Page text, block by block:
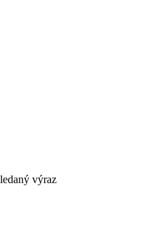
výraz